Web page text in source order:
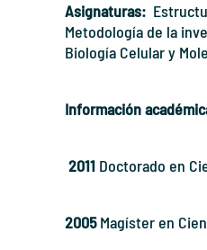
Asignaturas:
Metodología de la
Biología Celular y
Información
2011 Doctorado en
2005 Magíster en